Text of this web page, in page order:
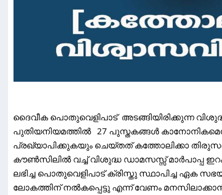
ദൈവീക പൊതുവെളിപാട് അടങ്ങിയിരിക്കുന്ന
പുതിയനിയമത്തിൽ 27 പുസ്തകങ്ങൾ
പ്രഖ്യാപിക്കുകയും ചെയ്തത് കത്തോലിക്കാ
കൗൺസിലിൽ വച്ച് വിശുദ്ധ ഡാമസസ്സ് മാർപാപ്പ
ലഭിച്ച പൊതുവെളിപാട് ക്രിസ്തു സ്ഥാപിച്ച ഏക
ലോകത്തിന് നൽകപ്പെട്ടു എന്ന് വേണം